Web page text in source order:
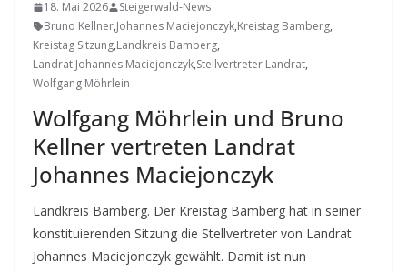
18. Mai 2026
Steigerwald-News
Bruno Kellner,Johannes Maciejonczyk,Kreistag Bamberg,
Kreistag Sitzung,Landkreis Bamberg,
Landrat Johannes Maciejonczyk,Stellvertreter Landrat,
Wolfgang Möhrlein
Wolfgang Möhrlein und Bruno
Kellner vertreten Landrat
Johannes Maciejonczyk
Landkreis Bamberg. Der Kreistag Bamberg hat in seiner
konstituierenden Sitzung die Stellvertreter von Landrat
Johannes Maciejonczyk gewählt. Damit ist nun